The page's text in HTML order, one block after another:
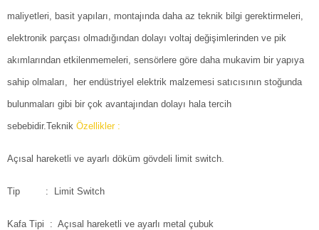
maliyetleri, basit yapıları, montajında daha az teknik bilgi gerektirmeleri,
elektronik parçası olmadığından dolayı voltaj değişimlerinden ve pik
akımlarından etkilenmemeleri, sensörlere göre daha mukavim bir yapıya
sahip olmaları, her endüstriyel elektrik malzemesi satıcısının stoğunda
bulunmaları gibi bir çok avantajından dolayı hala tercih
sebebidir.Teknik Özellikler :
Açısal hareketli ve ayarlı döküm gövdeli limit switch.
Tip : Limit Switch
Kafa Tipi : Açısal hareketli ve ayarlı metal çubuk